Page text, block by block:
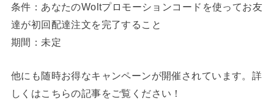
条件：あなたのWoltプロモーションコードを使ってお友
達が初回配達注文を完了すること
期間：未定
他にも随時お得なキャンペーンが開催されています。詳
しくはこちらの記事をご覧ください！